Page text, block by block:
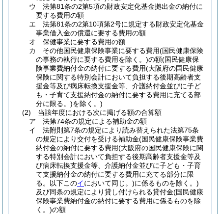
ウ
法第81条の2第5項の財政安定化基金拠出金の納付に
要する費用の額
エ
法第81条の2第10項第2号に規定する財政安定化基金
事業借入金の償還に要する費用の額
オ
保健事業に要する費用の額
カ
その他国民健康保険事業に要する費用(国民健康保険
の事務の執行に要する費用を除く。)の額(国民健康保
険事業費納付金の納付に要する費用(大阪府の国民健康
保険に関する特別会計において負担する後期高齢者支
援金等及び病床転換支援金等、介護納付金並びに子ど
も・子育て支援納付金の納付に要する費用に充てる部
分に限る。)を除く。)
(2)
当該年度における次に掲げる額の合算額
ア
法第74条の規定による補助金の額
イ
法附則第7条の規定により読み替えられた法第75条
の規定により交付を受ける補助金(国民健康保険事業費
納付金の納付に要する費用(大阪府の国民健康保険に関
する特別会計において負担する後期高齢者支援金等及
び病床転換支援金等、介護納付金並びに子ども・子育
て支援納付金の納付に要する費用に充てる部分に限
る。以下このイにおいて同じ。)に係るものを除く。)
及び同条の規定により貸し付けられる貸付金(国民健康
保険事業費納付金の納付に要する費用に係るものを除
く。)の額